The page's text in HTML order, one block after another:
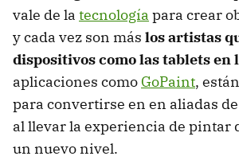
vale de la tecnología para crear
y cada vez son más los artistas
dispositivos como las tablets en
aplicaciones como GoPaint,
para convertirse en en aliadas
al llevar la experiencia de pintar
un nuevo nivel.